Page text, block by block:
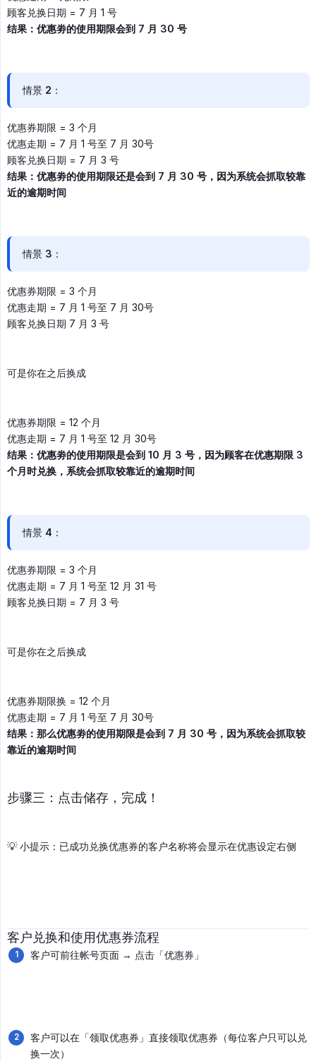
顾客兑换日期 = 7 月 1 号
结果：优惠劵的使用期限会到 7 月 30 号
情景 2：
优惠券期限 = 3 个月
优惠走期 = 7 月 1 号至 7 月 30号
顾客兑换日期 = 7 月 3 号
结果：优惠劵的使用期限还是会到 7 月 30 号，因为系统会抓取较靠
近的逾期时间
情景 3：
优惠券期限 = 3 个月
优惠走期 = 7 月 1 号至 7 月 30号
顾客兑换日期 7 月 3 号
可是你在之后换成
优惠券期限 = 12 个月
优惠走期 = 7 月 1 号至 12 月 30号
结果：优惠劵的使用期限是会到 10 月 3 号，因为顾客在优惠期限 3
个月时兑换，系统会抓取较靠近的逾期时间
情景 4：
优惠券期限 = 3 个月
优惠走期 = 7 月 1 号至 12 月 31 号
顾客兑换日期 = 7 月 3 号
可是你在之后换成
优惠券期限换 = 12 个月
优惠走期 = 7 月 1 号至 7 月 30号
结果：那么优惠劵的使用期限是会到 7 月 30 号，因为系统会抓取较
靠近的逾期时间
步骤三：点击储存，完成！
💡 小提示：已成功兑换优惠券的客户名称将会显示在优惠设定右侧
客户兑换和使用优惠券流程
客户可前往帐号页面 → 点击「优惠券」
客户可以在「领取优惠券」直接领取优惠券（每位客户只可以兑
换一次）